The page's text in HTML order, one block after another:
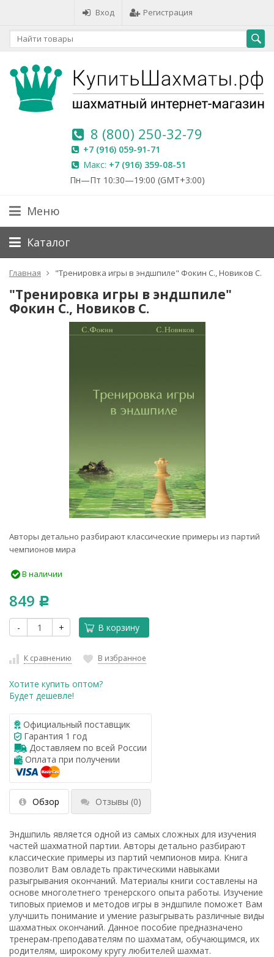
Вход Регистрация
8 (800) 250-32-79
+7 (916) 059-91-71
Макс: +7 (916) 359-08-51
Пн—Пт 10:30—19:00 (GMT+3:00)
Меню
Каталог
Главная "Тренировка игры в эндшпиле" Фокин С., Новиков С.
"Тренировка игры в эндшпиле"
Фокин С., Новиков С.
Авторы детально разбирают классические примеры из партий
чемпионов мира
В наличии
849 Р
- + В корзину
К сравнению В избранное
Хотите купить оптом?
Будет дешевле!
Официальный поставщик
Гарантия 1 год
Доставляем по всей России
Оплата при получении
Обзор Отзывы (0)
Эндшпиль является одной из самых сложных для изучения
частей шахматной партии. Авторы детально разбирают
классические примеры из партий чемпионов мира. Книга
позволит Вам овладеть практическими навыками
разыгрывания окончаний. Материалы книги составлены на
основе многолетнего тренерского опыта работы. Изучение
типовых приемов и методов игры в эндшпиле поможет Вам
улучшить понимание и умение разыгрывать различные виды
шахматных окончаний. Данное пособие предназначено
тренерам-преподавателям по шахматам, обучающимся, их
родителям, широкому кругу любителей шахмат.